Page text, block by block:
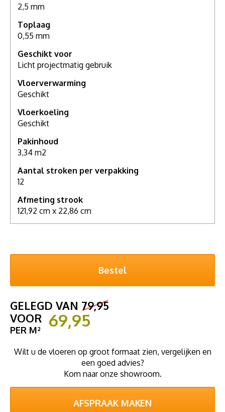
2,5 mm
Toplaag
0,55 mm
Geschikt voor
Licht projectmatig gebruik
Vloerverwarming
Geschikt
Vloerkoeling
Geschikt
Pakinhoud
3,34 m2
Aantal stroken per verpakking
12
Afmeting strook
121,92 cm x 22,86 cm
GELEGD VAN 79,95
VOOR 69,95
PER M²
Wilt u de vloeren op groot formaat zien, vergelijken en
een goed advies?
Kom naar onze showroom.
AFSPRAAK MAKEN